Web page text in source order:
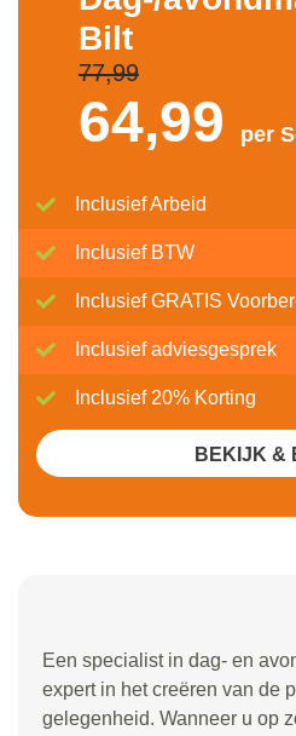
Een specialist in dag- en
expert in het creëren van de
gelegenheid. Wanneer u op
Bilt
77,99
64,99 per
Inclusief Arbeid
Inclusief BTW
Inclusief GRATIS
Inclusief adviesgesprek
Inclusief 20% Korting
BEKIJK &